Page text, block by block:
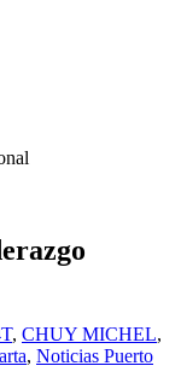
, CHUY MICHEL,
, Noticias Puerto